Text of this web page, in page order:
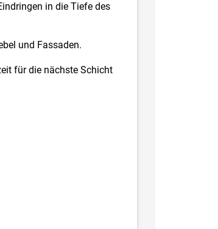
in die Tiefe des
und Fassaden.
für die nächste Schicht